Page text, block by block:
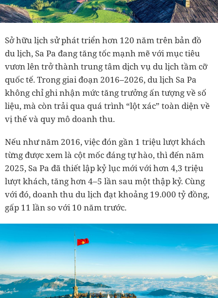
Sở hữu lịch sử phát triển hơn 120 năm trên bản đồ
du lịch, Sa Pa đang tăng tốc mạnh mẽ với mục tiêu
vươn lên trở thành trung tâm dịch vụ du lịch tầm cỡ
quốc tế. Trong giai đoạn 2016–2026, du lịch Sa Pa
không chỉ ghi nhận mức tăng trưởng ấn tượng về số
liệu, mà còn trải qua quá trình “lột xác” toàn diện về
vị thế và quy mô doanh thu.
Nếu như năm 2016, việc đón gần 1 triệu lượt khách
từng được xem là cột mốc đáng tự hào, thì đến năm
2025, Sa Pa đã thiết lập kỷ lục mới với hơn 4,3 triệu
lượt khách, tăng hơn 4–5 lần sau một thập kỷ. Cùng
với đó, doanh thu du lịch đạt khoảng 19.000 tỷ đồng,
gấp 11 lần so với 10 năm trước.